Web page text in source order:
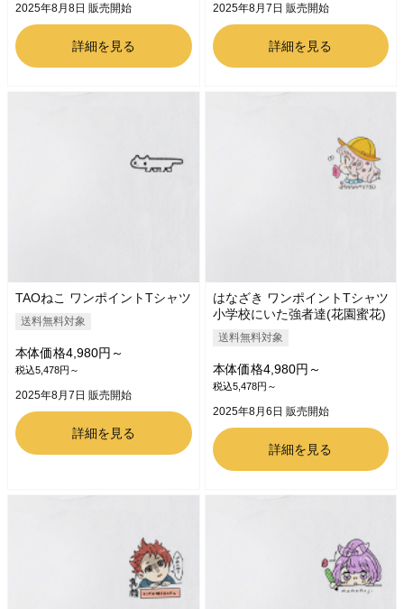
2025年8月8日 販売開始
詳細を見る
2025年8月7日 販売開始
詳細を見る
TAOねこ ワンポイントTシャツ
送料無料対象
本体価格4,980円～
税込5,478円～
2025年8月7日 販売開始
詳細を見る
はなざき ワンポイントTシャツ
小学校にいた強者達(花園蜜花)
送料無料対象
本体価格4,980円～
税込5,478円～
2025年8月6日 販売開始
詳細を見る